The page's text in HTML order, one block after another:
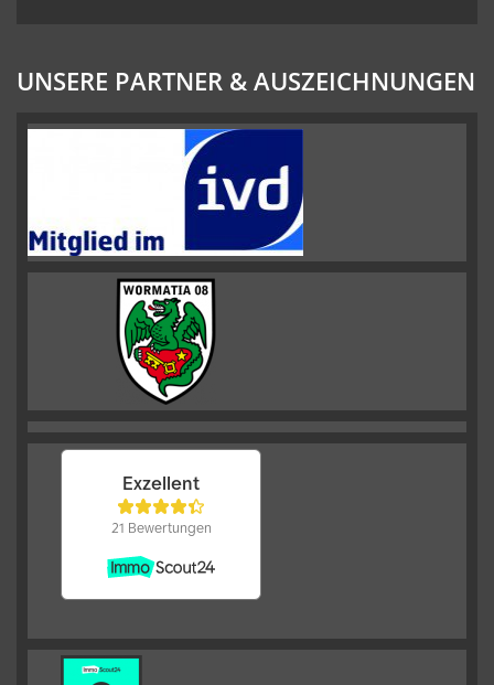
UNSERE PARTNER & AUSZEICHNUNGEN